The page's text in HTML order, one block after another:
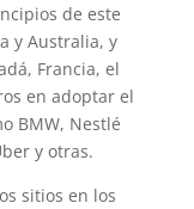
de este
y Australia, y
Francia, el
en adoptar el
BMW, Nestlé
y otras.
sitios en los